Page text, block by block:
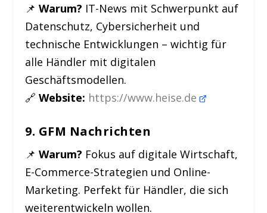
📌Warum? IT-News mit Schwerpunkt auf
Datenschutz, Cybersicherheit und
technische Entwicklungen – wichtig für
alle Händler mit digitalen
Geschäftsmodellen.
🔗Website: https://www.heise.de
9. GFM Nachrichten
📌Warum? Fokus auf digitale Wirtschaft,
E-Commerce-Strategien und Online-
Marketing. Perfekt für Händler, die sich
weiterentwickeln wollen.